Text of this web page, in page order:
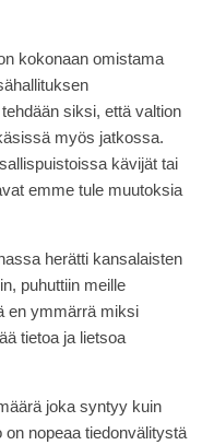
kokonaan omistama
siksi, että valtion
myös jatkossa.
kävijät tai
emme tule muutoksia
herätti kansalaisten
puhuttiin meille
en ymmärrä miksi
tietoa ja lietsoa
joka syntyy kuin
nopeaa tiedonvälitystä